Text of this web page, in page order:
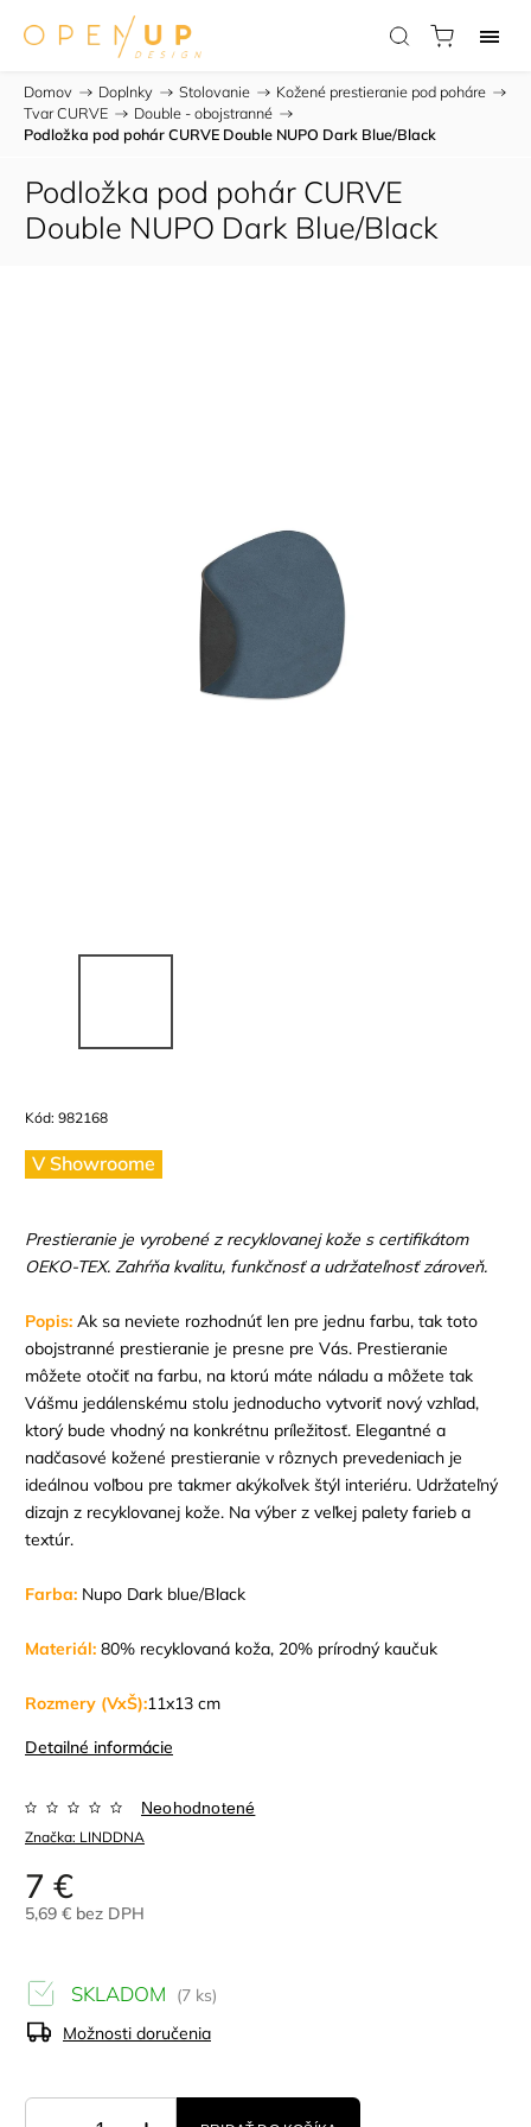
Domov / Doplnky / Stolovanie / Kožené prestieranie pod poháre /
Tvar CURVE / Double - obojstranné /
Podložka pod pohár CURVE Double NUPO Dark Blue/Black
Podložka pod pohár CURVE
Double NUPO Dark Blue/Black
Kód: 982168
V Showroome
Prestieranie je vyrobené z recyklovanej kože s certifikátom
OEKO-TEX. Zahŕňa kvalitu, funkčnosť a udržateľnosť zároveň.
Popis: Ak sa neviete rozhodnúť len pre jednu farbu, tak toto
obojstranné prestieranie je presne pre Vás. Prestieranie
môžete otočiť na farbu, na ktorú máte náladu a môžete tak
Vášmu jedálenskému stolu jednoducho vytvoriť nový vzhľad,
ktorý bude vhodný na konkrétnu príležitosť. Elegantné a
nadčasové kožené prestieranie v rôznych prevedeniach je
ideálnou voľbou pre takmer akýkoľvek štýl interiéru. Udržateľný
dizajn z recyklovanej kože. Na výber z veľkej palety farieb a
textúr.
Farba: Nupo Dark blue/Black
Materiál: 80% recyklovaná koža, 20% prírodný kaučuk
Rozmery (VxŠ):11x13 cm
Detailné informácie
Značka: LINDDNA
Neohodnotené
7 €
5,69 € bez DPH
SKLADOM
(7 ks)
Možnosti doručenia